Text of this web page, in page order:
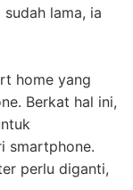
lama, ia
home yang
Berkat hal ini,
smartphone.
perlu diganti,